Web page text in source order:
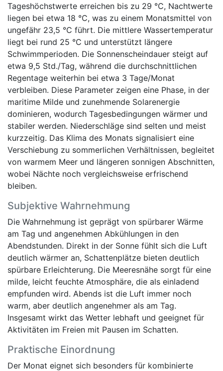
Tageshöchstwerte erreichen bis zu 29 °C, Nachtwerte
liegen bei etwa 18 °C, was zu einem Monatsmittel von
ungefähr 23,5 °C führt. Die mittlere Wassertemperatur
liegt bei rund 25 °C und unterstützt längere
Schwimmperioden. Die Sonnenscheindauer steigt auf
etwa 9,5 Std./Tag, während die durchschnittlichen
Regentage weiterhin bei etwa 3 Tage/Monat
verbleiben. Diese Parameter zeigen eine Phase, in der
maritime Milde und zunehmende Solarenergie
dominieren, wodurch Tagesbedingungen wärmer und
stabiler werden. Niederschläge sind selten und meist
kurzzeitig. Das Klima des Monats signalisiert eine
Verschiebung zu sommerlichen Verhältnissen, begleitet
von warmem Meer und längeren sonnigen Abschnitten,
wobei Nächte noch vergleichsweise erfrischend
bleiben.
Subjektive Wahrnehmung
Die Wahrnehmung ist geprägt von spürbarer Wärme
am Tag und angenehmen Abkühlungen in den
Abendstunden. Direkt in der Sonne fühlt sich die Luft
deutlich wärmer an, Schattenplätze bieten deutlich
spürbare Erleichterung. Die Meeresnähe sorgt für eine
milde, leicht feuchte Atmosphäre, die als einladend
empfunden wird. Abends ist die Luft immer noch
warm, aber deutlich angenehmer als am Tag.
Insgesamt wirkt das Wetter lebhaft und geeignet für
Aktivitäten im Freien mit Pausen im Schatten.
Praktische Einordnung
Der Monat eignet sich besonders für kombinierte